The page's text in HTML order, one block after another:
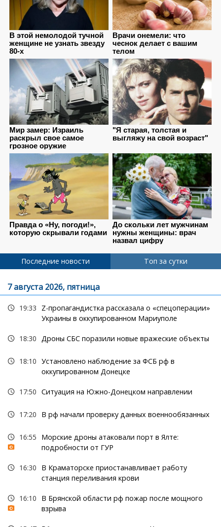
Последние новости Топ за сутки
7 августа 2026, пятница
19:33
Z-пропагандистка рассказала о «спецоперации»
Украины в оккупированном Мариуполе
18:30 Дроны СБС поразили новые вражеские объекты
18:10 Установлено наблюдение за ФСБ рф в
оккупированном Донецке
17:50 Ситуация на Южно-Донецком направлении
17:20 В рф начали проверку данных военнообязанных
16:55
Морские дроны атаковали порт в Ялте:
подробности от ГУР
16:30
В Краматорске приостанавливает работу
станция переливания крови
16:10
В Брянской области рф пожар после мощного
взрыва